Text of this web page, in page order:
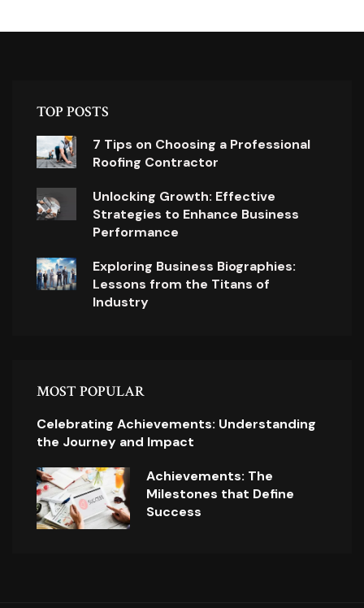
TOP POSTS
7 Tips on Choosing a Professional
Roofing Contractor
Unlocking Growth: Effective
Strategies to Enhance Business
Performance
Exploring Business Biographies:
Lessons from the Titans of
Industry
MOST POPULAR
Celebrating Achievements: Understanding
the Journey and Impact
Achievements: The
Milestones that Define
Success